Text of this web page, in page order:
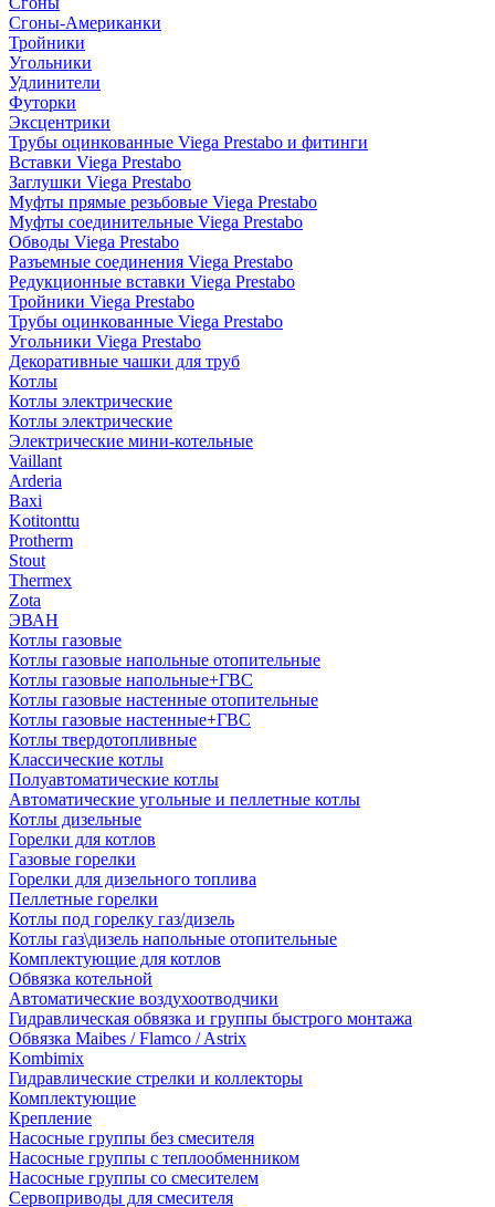
Сгоны-Американки
Тройники
Угольники
Удлинители
Футорки
Эксцентрики
Трубы оцинкованные Viega Prestabo и фитинги
Вставки Viega Prestabo
Заглушки Viega Prestabo
Муфты прямые резьбовые Viega Prestabo
Муфты соединительные Viega Prestabo
Обводы Viega Prestabo
Разъемные соединения Viega Prestabo
Редукционные вставки Viega Prestabo
Тройники Viega Prestabo
Трубы оцинкованные Viega Prestabo
Угольники Viega Prestabo
Декоративные чашки для труб
Котлы
Котлы электрические
Котлы электрические
Электрические мини-котельные
Vaillant
Arderia
Baxi
Kotitonttu
Protherm
Stout
Thermex
Zota
ЭВАН
Котлы газовые
Котлы газовые напольные отопительные
Котлы газовые напольные+ГВС
Котлы газовые настенные отопительные
Котлы газовые настенные+ГВС
Котлы твердотопливные
Классические котлы
Полуавтоматические котлы
Автоматические угольные и пеллетные котлы
Котлы дизельные
Горелки для котлов
Газовые горелки
Горелки для дизельного топлива
Пеллетные горелки
Котлы под горелку газ/дизель
Котлы газ\дизель напольные отопительные
Комплектующие для котлов
Обвязка котельной
Автоматические воздухоотводчики
Гидравлическая обвязка и группы быстрого монтажа
Обвязка Maibes / Flamco / Astrix
Kombimix
Гидравлические стрелки и коллекторы
Комплектующие
Крепление
Насосные группы без смесителя
Насосные группы с теплообменником
Насосные группы со смесителем
Сервоприводы для смесителя